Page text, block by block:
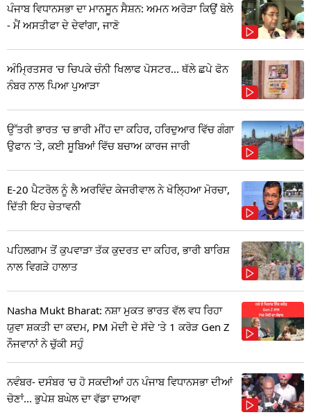
ਪੰਜਾਬ ਵਿਧਾਨਸਭਾ ਦਾ ਮਾਨਸੂਨ ਸੈਸ਼ਨ: ਅਮਨ ਅਰੋੜਾ ਕਿਉਂ ਬੋਲੇ
- ਮੈਂ ਅਸਤੀਫਾ ਦੇ ਦੇਵਾਂਗਾ, ਜਾਣੋ
ਅੰਮ੍ਰਿਤਸਰ 'ਚ ਚਿਪਕੇ ਚੰਨੀ ਖਿਲਾਫ ਪੋਸਟਰ... ਥੱਲੇ ਛਪੇ ਫੋਨ
ਨੰਬਰ ਨਾਲ ਪਿਆ ਪੁਆੜਾ
ਉੱਤਰੀ ਭਾਰਤ 'ਚ ਭਾਰੀ ਮੀਂਹ ਦਾ ਕਹਿਰ, ਹਰਿਦੁਆਰ ਵਿੱਚ ਗੰਗਾ
ਉਫਾਨ 'ਤੇ, ਕਈ ਸੂਬਿਆਂ ਵਿੱਚ ਬਚਾਅ ਕਾਰਜ ਜਾਰੀ
E-20 ਪੈਟਰੋਲ ਨੂੰ ਲੈ ਅਰਵਿੰਦ ਕੇਜਰੀਵਾਲ ਨੇ ਖੋਲ੍ਹਿਆ ਮੋਰਚਾ,
ਦਿੱਤੀ ਇਹ ਚੇਤਾਵਨੀ
ਪਹਿਲਗਾਮ ਤੋਂ ਕੁਪਵਾੜਾ ਤੱਕ ਕੁਦਰਤ ਦਾ ਕਹਿਰ, ਭਾਰੀ ਬਾਰਿਸ਼
ਨਾਲ ਵਿਗੜੇ ਹਾਲਾਤ
Nasha Mukt Bharat: ਨਸ਼ਾ ਮੁਕਤ ਭਾਰਤ ਵੱਲ ਵਧ ਰਿਹਾ
ਯੁਵਾ ਸ਼ਕਤੀ ਦਾ ਕਦਮ, PM ਮੋਦੀ ਦੇ ਸੱਦੇ 'ਤੇ 1 ਕਰੋੜ Gen Z
ਨੌਜਵਾਨਾਂ ਨੇ ਚੁੱਕੀ ਸਹੁੰ
ਨਵੰਬਰ- ਦਸੰਬਰ 'ਚ ਹੋ ਸਕਦੀਆਂ ਹਨ ਪੰਜਾਬ ਵਿਧਾਨਸਭਾ ਦੀਆਂ
ਚੋਣਾਂ... ਭੁਪੇਸ਼ ਬਘੇਲ ਦਾ ਵੱਡਾ ਦਾਅਵਾ